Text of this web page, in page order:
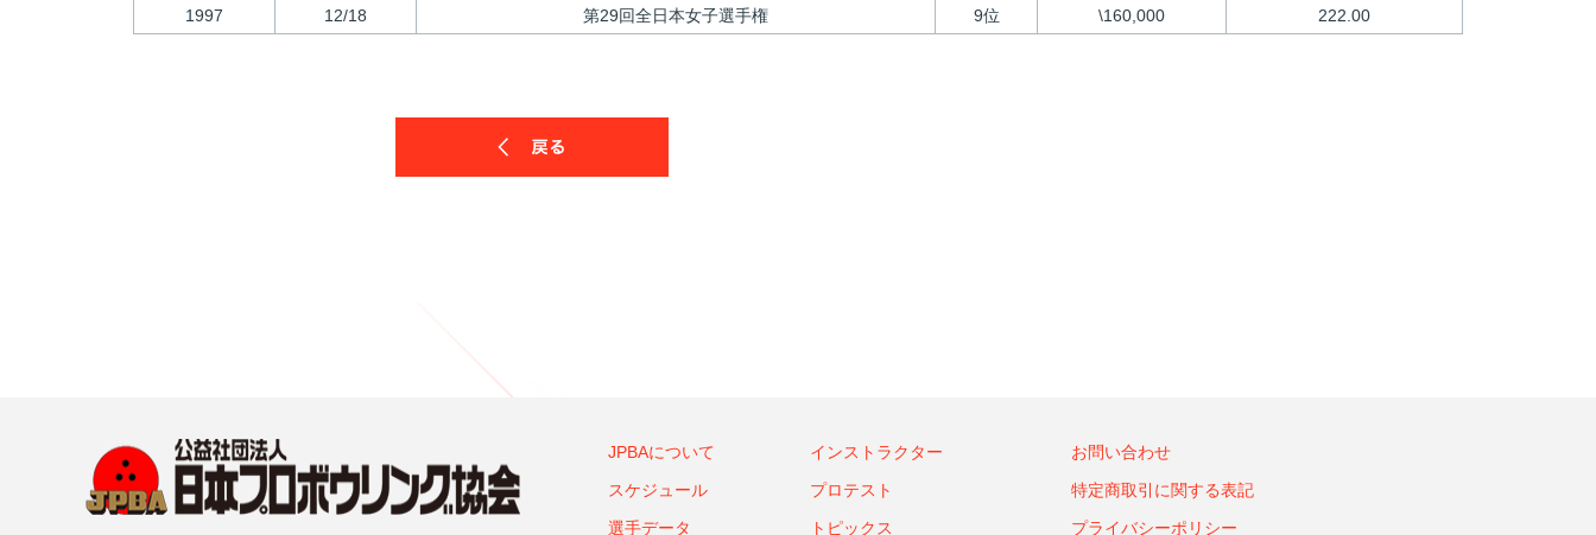
1997
12/18 第29回全日本女子選手権 9位 \160,000 222.00
JPBAについて
スケジュール
選手データ
インストラクター
プロテスト
トピックス
お問い合わせ
特定商取引に関する表記
プライバシーポリシー